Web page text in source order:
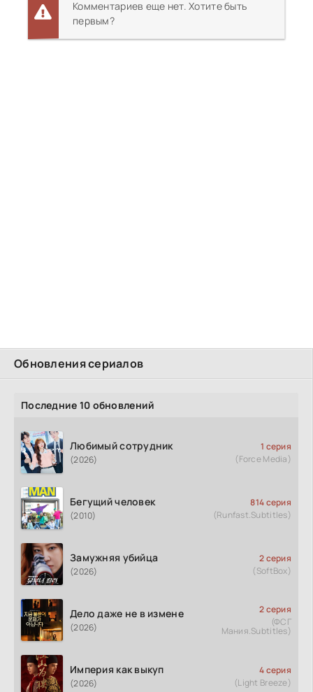
Обновления сериалов
Последние 10 обновлений
Любимый сотрудник
(2026)
1 серия
(Force Media)
Бегущий человек
(2010)
814 серия
(Runfast.Subtitles)
Замужняя убийца
(2026)
2 серия
(SoftBox)
Дело даже не в измене
(2026)
2 серия
(ФСГ
Мания.Subtitles)
Империя как выкуп
(2026)
4 серия
(Light Breeze)
Комментариев еще нет. Хотите быть
первым?